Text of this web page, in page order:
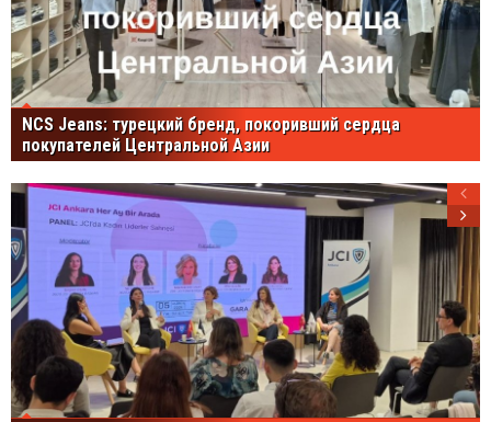
NCS Jeans: турецкий бренд, покоривший сердца
покупателей Центральной Азии